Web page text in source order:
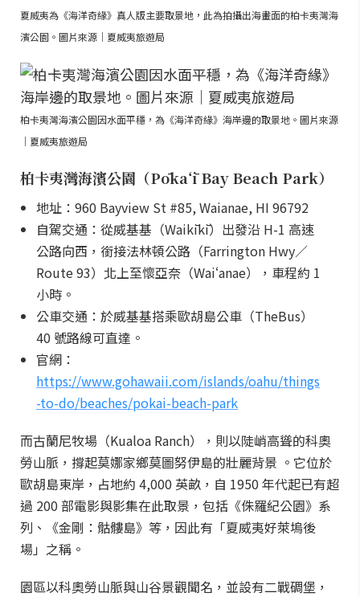
夏威夷為《海洋奇緣》真人版主要取景地，此為拍攝出海畫面的柏卡夷灣海
濱公園。圖片來源｜夏威夷旅遊局
柏卡夷灣海濱公園因水面平穩，為《海洋奇緣》海岸邊的取景地。圖片來源
｜夏威夷旅遊局
柏卡夷灣海濱公園（Pōkaʻī Bay Beach Park）
地址：960 Bayview St #85, Waianae, HI 96792
自駕交通：從威基基（Waikīkī）出發沿 H-1 高速
公路向西，銜接法林頓公路（Farrington Hwy／
Route 93）北上至懷亞奈（Waiʻanae），車程約 1
小時。
公車交通：於威基基搭乘歐胡島公車（TheBus）
40 號路線可直達。
官網：
https://www.gohawaii.com/islands/oahu/things
-to-do/beaches/pokai-beach-park
而古蘭尼牧場（Kualoa Ranch），則以陡峭高聳的科奧
勞山脈，撐起莫娜家鄉莫圖努伊島的壯麗背景 。它位於
歐胡島東岸，占地約 4,000 英畝，自 1950 年代起已有超
過 200 部電影與影集在此取景，包括《侏羅紀公園》系
列、《金剛：骷髏島》等，因此有「夏威夷好萊塢後
場」之稱。
園區以科奧勞山脈與山谷景觀聞名，並設有二戰碉堡，